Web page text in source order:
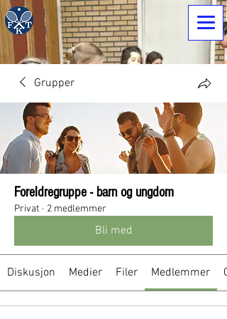
Grupper
Foreldregruppe - barn og ungdom
Privat · 2 medlemmer
Bli med
Diskusjon Medier Filer Medlemmer